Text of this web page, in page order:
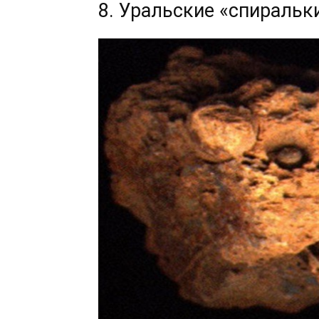
8. Уральские